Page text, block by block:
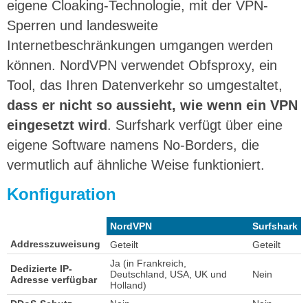
eigene Cloaking-Technologie, mit der VPN-
Sperren und landesweite
Internetbeschränkungen umgangen werden
können. NordVPN verwendet Obfsproxy, ein
Tool, das Ihren Datenverkehr so umgestaltet,
dass er nicht so aussieht, wie wenn ein VPN
eingesetzt wird . Surfshark verfügt über eine
eigene Software namens No-Borders, die
vermutlich auf ähnliche Weise funktioniert.
Konfiguration
NordVPN
Surfshark
Addresszuweisung
Geteilt Geteilt
Dedizierte IP-
Adresse verfügbar
Ja (in Frankreich,
Deutschland, USA, UK und
Holland)
Nein